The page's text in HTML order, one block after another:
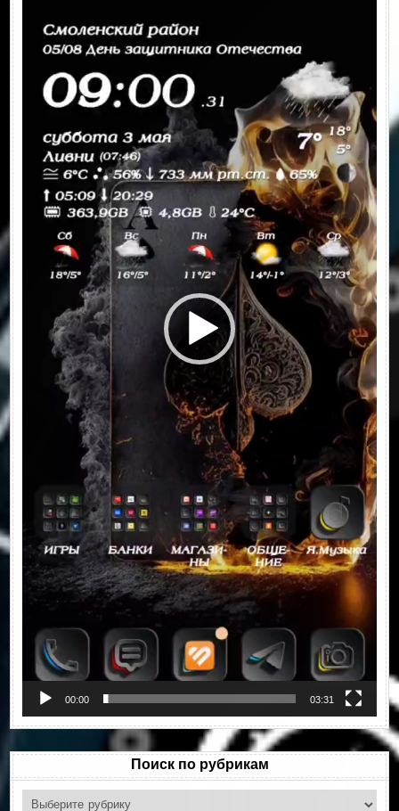
00:00 03:31
Поиск по рубрикам
Поиск